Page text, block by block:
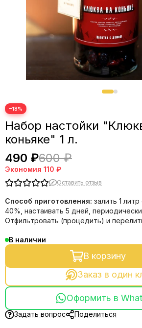
−18%
Набор настойки
коньяке" 1 л.
490 ₽600 ₽
Экономия 110 ₽
Оставить отзыв
Способ приготовления: залить 1
40%, настаивать 5 дней,
Отфильтровать (процедить) и
В наличии
В корзину
Заказ в один
Оформить в
Задать вопрос Поделиться